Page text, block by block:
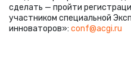
сделать — пройти
участником специальной
инноваторов»: conf@acgi.ru